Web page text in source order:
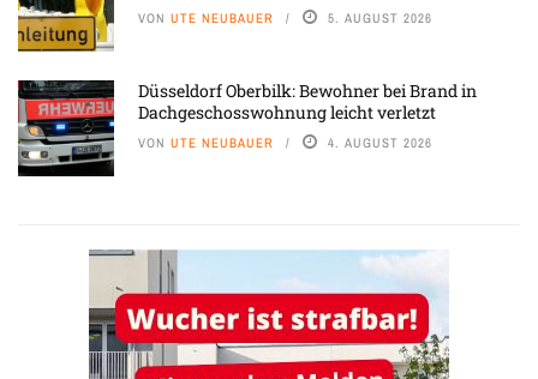
VON UTE NEUBAUER 5. AUGUST 2026
Düsseldorf Oberbilk: Bewohner bei Brand in
Dachgeschosswohnung leicht verletzt
VON UTE NEUBAUER 4. AUGUST 2026